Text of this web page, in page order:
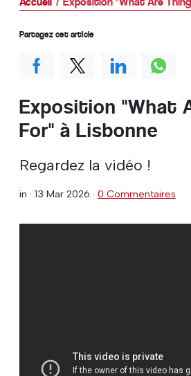
Exposition "What
For" à Lisbonne
Regardez la vidéo !
in · 13 Mar 2026 · 0 Commentaires
Partagez cet article